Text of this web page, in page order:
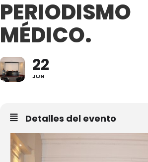
PERIODISMO
MÉDICO.
22
JUN
Detalles del evento